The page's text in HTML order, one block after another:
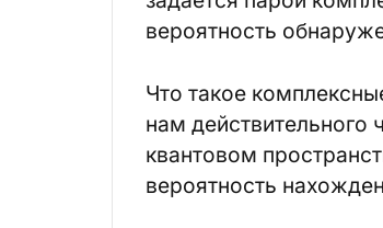
вероятность
Что такое
нам действительного
квантовом
вероятность